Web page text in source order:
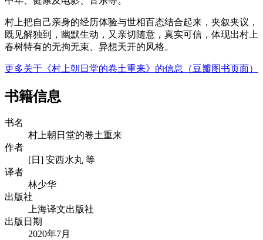
村上把自己亲身的经历体验与世相百态结合起来，夹叙夹议，
既见解独到，幽默生动，又亲切随意，真实可信，体现出村上
春树特有的无拘无束、异想天开的风格。
更多关于《村上朝日堂的卷土重来》的信息（豆瓣图书页面）
书籍信息
书名
村上朝日堂的卷土重来
作者
[日] 安西水丸 等
译者
林少华
出版社
上海译文出版社
出版日期
2020年7月